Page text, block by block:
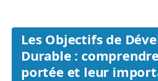
Les Objectifs de
Durable :
portée et leur